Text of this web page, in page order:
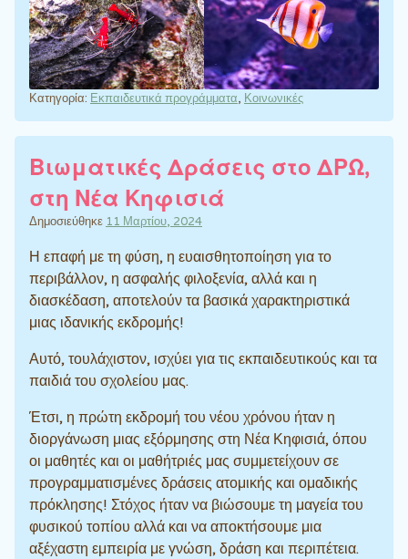
Κατηγορία: Εκπαιδευτικά προγράμματα, Κοινωνικές
Βιωματικές Δράσεις στο ΔΡΩ,
στη Νέα Κηφισιά
Δημοσιεύθηκε 11 Μαρτίου, 2024
Η επαφή με τη φύση, η ευαισθητοποίηση για το
περιβάλλον, η ασφαλής φιλοξενία, αλλά και η
διασκέδαση, αποτελούν τα βασικά χαρακτηριστικά
μιας ιδανικής εκδρομής!
Αυτό, τουλάχιστον, ισχύει για τις εκπαιδευτικούς και τα
παιδιά του σχολείου μας.
Έτσι, η πρώτη εκδρομή του νέου χρόνου ήταν η
διοργάνωση μιας εξόρμησης στη Νέα Κηφισιά, όπου
οι μαθητές και οι μαθήτριές μας συμμετείχουν σε
προγραμματισμένες δράσεις ατομικής και ομαδικής
πρόκλησης! Στόχος ήταν να βιώσουμε τη μαγεία του
φυσικού τοπίου αλλά και να αποκτήσουμε μια
αξέχαστη εμπειρία με γνώση, δράση και περιπέτεια.